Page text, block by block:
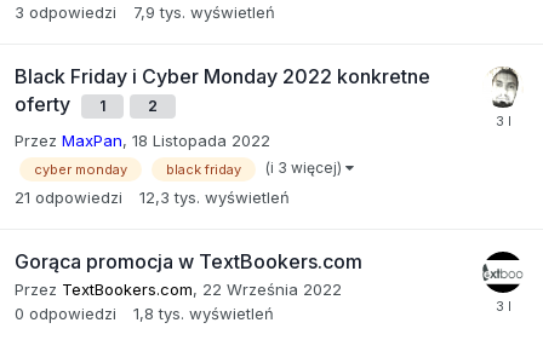
3 odpowiedzi 7,9 tys. wyświetleń
Black Friday i Cyber Monday 2022 konkretne
oferty
1 2
Przez MaxPan, 18 Listopada 2022
cyber monday black friday (i 3 więcej)
21 odpowiedzi 12,3 tys. wyświetleń
Gorąca promocja w TextBookers.com
Przez TextBookers.com, 22 Września 2022
0 odpowiedzi 1,8 tys. wyświetleń